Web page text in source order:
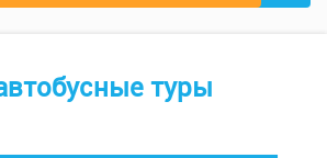
туры